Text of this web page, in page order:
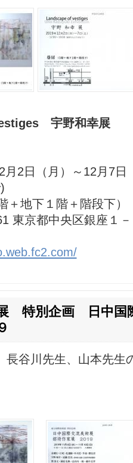
宇野和幸展
月2日（月）～12月7日
＋地下１階＋階段下）
京都中央区銀座１－
特別企画 日中国
長谷川先生、山本先生